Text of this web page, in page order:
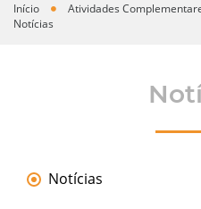
Você está aqui
Início Atividades
Notícias
Notícias